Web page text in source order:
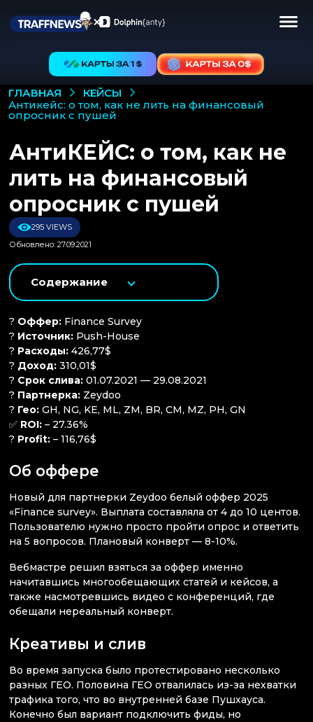
ГЛАВНАЯ
КЕЙСЫ
антикейс: о том, как не лить на финансовый
опросник с пушей
АнтиКЕЙС: о том, как не
лить на финансовый
опросник с пушей
295 VIEWS
Обновлено: 27.09.2021
Содержание
? Оффер: Finance Survey
? Источник: Push-House
? Расходы: 426,77$
? Доход: 310,01$
? Срок слива: 01.07.2021 — 29.08.2021
? Партнерка: Zeydoo
? Гео: GH, NG, KE, ML, ZM, BR, CM, MZ, PH, GN
✅ ROI: – 27.36%
? Profit: – 116,76$
Об оффере
Новый для партнерки Zeydoo белый оффер 2025
«Finance survey». Выплата составляла от 4 до 10 центов.
Пользователю нужно просто пройти опрос и ответить
на 5 вопросов. Плановый конверт — 8-10%.
Вебмастре решил взяться за оффер именно
начитавшись многообещающих статей и кейсов, а
также насмотревшись видео с конференций, где
обещали нереальный конверт.
Креативы и слив
Во время запуска было протестировано несколько
разных ГЕО. Половина ГЕО отвалилась из-за нехватки
трафика того, что во внутренней базе Пушхауса.
Конечно был вариант подключить фиды, но